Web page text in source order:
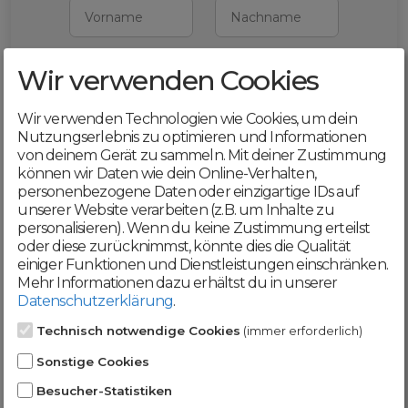
Vorname Nachname
E-Mail
Mit deiner Registrierung bestätigst du,
dass du dieAGBund
Datenschutzerklärung akzeptierst
Weiter
Werde jetzt Teil der
DomainCatcher-
Community!
Wir verwenden Cookies
Wir verwenden Technologien wie Cookies, um dein
Nutzungserlebnis zu optimieren und Informationen
von deinem Gerät zu sammeln. Mit deiner Zustimmung
können wir Daten wie dein Online-Verhalten,
personenbezogene Daten oder einzigartige IDs auf
unserer Website verarbeiten (z.B. um Inhalte zu
personalisieren). Wenn du keine Zustimmung erteilst
oder diese zurücknimmst, könnte dies die Qualität
einiger Funktionen und Dienstleistungen einschränken.
Mehr Informationen dazu erhältst du in unserer
Datenschutzerklärung.
Technisch notwendige Cookies (immer erforderlich)
Sonstige Cookies
Besucher-Statistiken